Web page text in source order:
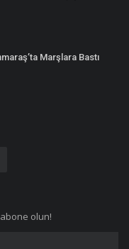
Marşlara Bastı
olun!